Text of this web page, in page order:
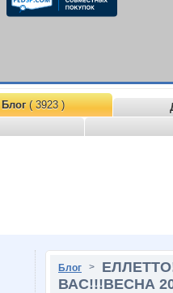
Блог( 3923 )
Блог >
ВАС!!!ВЕСНА